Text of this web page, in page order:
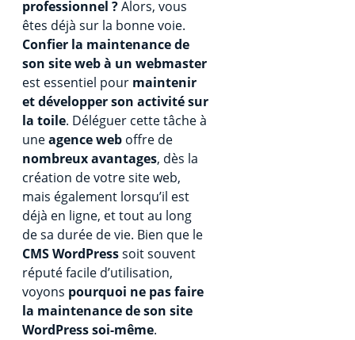
professionnel ?Alors, vous
êtes déjà sur la bonne voie.
Confier la maintenance de
son site web à un webmaster
est essentiel pour maintenir
et développer son activité sur
la toile. Déléguer cette tâche à
uneagence web offre de
nombreux avantages, dès la
création de votre site web,
mais également lorsqu’il est
déjà en ligne, et tout au long
de sa durée de vie. Bien que le
CMS WordPresssoit souvent
réputé facile d’utilisation,
voyons pourquoi ne pas faire
la maintenance de son site
WordPress soi-même.